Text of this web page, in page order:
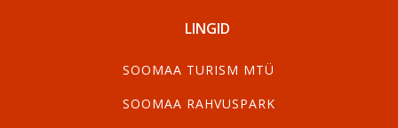
LINGID
SOOMAA TURISM MTÜ
SOOMAA RAHVUSPARK